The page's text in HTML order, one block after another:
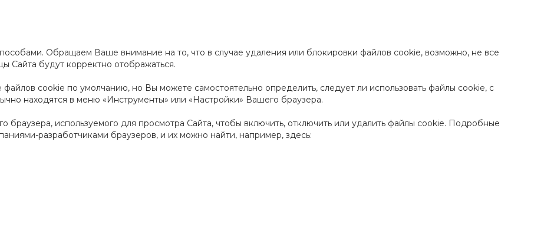
Обращаем Ваше внимание на то, что в случае удаления или блокировки файлов cookie, возможно, не все
Сайта будут корректно отображаться.
cookie по умолчанию, но Вы можете самостоятельно определить, следует ли использовать файлы cookie, с
находятся в меню «Инструменты» или «Настройки» Вашего браузера.
браузера, используемого для просмотра Сайта, чтобы включить, отключить или удалить файлы cookie. Подробные
разработчиками браузеров, и их можно найти, например, здесь: